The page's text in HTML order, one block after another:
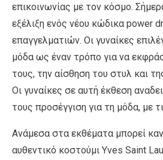
επικοινωνίας με τον κόσμο.
εξέλιξη ενός νέου κώδικα power
επαγγελματιών. Οι γυναίκες
μόδα ως έναν τρόπο για να
τους, την αίσθηση του στυλ και
Οι γυναίκες σε αυτή έκθεση
τους προσέγγιση για τη μόδα, με
Ανάμεσα στα εκθέματα μπορεί
αυθεντικό κοστούμι Yves Saint